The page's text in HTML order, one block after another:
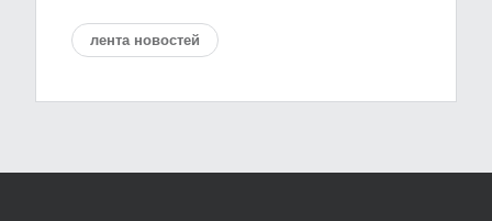
лента новостей